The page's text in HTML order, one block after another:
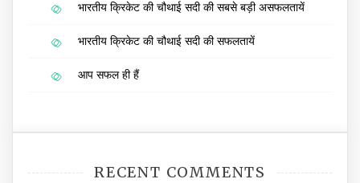
भारतीय क्रिकेट की चौथाई सदी की सबसे बड़ी असफलतायें
भारतीय क्रिकेट की चौथाई सदी की सफलतायें
आप सफल ही हैं
RECENT COMMENTS